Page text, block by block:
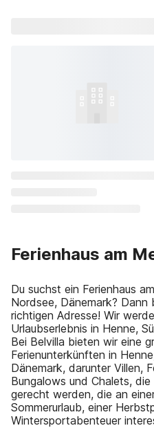
Ferienhaus am
Du suchst ein Ferienhaus
Nordsee, Dänemark?
richtigen Adresse! Wir
Urlaubserlebnis in Henne,
Bei Belvilla bieten wir eine
Ferienunterkünften in
Dänemark, darunter Villen,
Bungalows und Chalets,
gerecht werden, die an
Sommerurlaub, einer
Wintersportabenteuer